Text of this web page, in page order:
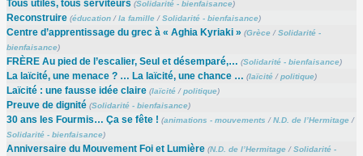
Tous utiles, tous serviteurs (Solidarité - bienfaisance)
Reconstruire (éducation/la famille/Solidarité - bienfaisance)
Centre d’apprentissage du grec à « Aghia Kyriaki » (Grèce/Solidarité -
bienfaisance)
FRÈRE Au pied de l’escalier, Seul et désemparé,… (Solidarité - bienfaisance)
La laïcité, une menace ? … La laïcité, une chance … (laïcité/politique)
Laïcité : une fausse idée claire (laïcité/politique)
Preuve de dignité (Solidarité - bienfaisance)
30 ans les Fourmis… Ça se fête ! (animations - mouvements /N.D. de l’Hermitage/
Solidarité - bienfaisance)
Anniversaire du Mouvement Foi et Lumière (N.D. de l’Hermitage/Solidarité -